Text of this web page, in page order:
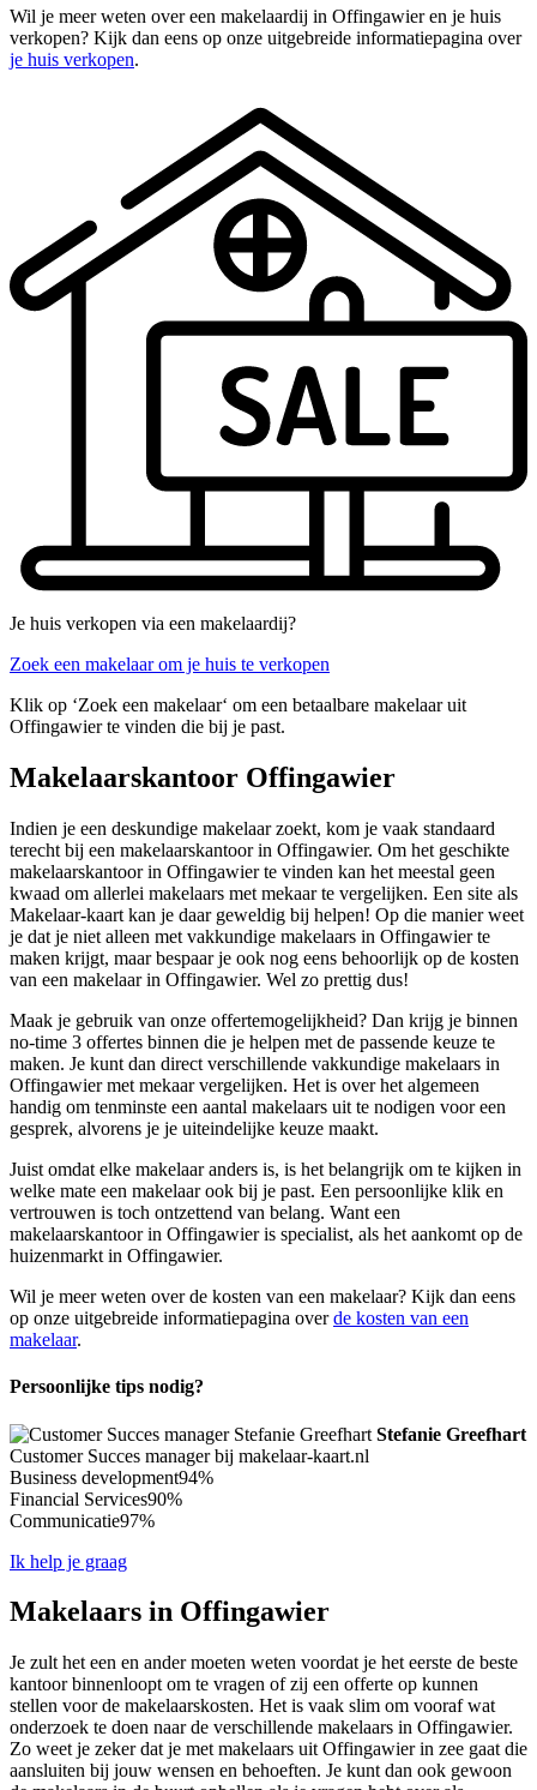
Wil je meer weten over een makelaardij in Offingawier en je huis
verkopen? Kijk dan eens op onze uitgebreide informatiepagina over
je huis verkopen.
Je huis verkopen via een makelaardij?
Zoek een makelaar om je huis te verkopen
Klik op ‘Zoek een makelaar‘ om een betaalbare makelaar uit
Offingawier te vinden die bij je past.
Makelaarskantoor Offingawier
Indien je een deskundige makelaar zoekt, kom je vaak standaard
terecht bij een makelaarskantoor in Offingawier. Om het geschikte
makelaarskantoor in Offingawier te vinden kan het meestal geen
kwaad om allerlei makelaars met mekaar te vergelijken. Een site als
Makelaar-kaart kan je daar geweldig bij helpen! Op die manier weet
je dat je niet alleen met vakkundige makelaars in Offingawier te
maken krijgt, maar bespaar je ook nog eens behoorlijk op de kosten
van een makelaar in Offingawier. Wel zo prettig dus!
Maak je gebruik van onze offertemogelijkheid? Dan krijg je binnen
no-time 3 offertes binnen die je helpen met de passende keuze te
maken. Je kunt dan direct verschillende vakkundige makelaars in
Offingawier met mekaar vergelijken. Het is over het algemeen
handig om tenminste een aantal makelaars uit te nodigen voor een
gesprek, alvorens je je uiteindelijke keuze maakt.
Juist omdat elke makelaar anders is, is het belangrijk om te kijken in
welke mate een makelaar ook bij je past. Een persoonlijke klik en
vertrouwen is toch ontzettend van belang. Want een
makelaarskantoor in Offingawier is specialist, als het aankomt op de
huizenmarkt in Offingawier.
Wil je meer weten over de kosten van een makelaar? Kijk dan eens
op onze uitgebreide informatiepagina overde kosten van een
makelaar.
Persoonlijke tips nodig?
Stefanie Greefhart
Customer Succes manager bij makelaar-kaart.nl
Business development94%
Financial Services90%
Communicatie97%
Ik help je graag
Makelaars in Offingawier
Je zult het een en ander moeten weten voordat je het eerste de beste
kantoor binnenloopt om te vragen of zij een offerte op kunnen
stellen voor de makelaarskosten. Het is vaak slim om vooraf wat
onderzoek te doen naar de verschillende makelaars in Offingawier.
Zo weet je zeker dat je met makelaars uit Offingawier in zee gaat die
aansluiten bij jouw wensen en behoeften. Je kunt dan ook gewoon